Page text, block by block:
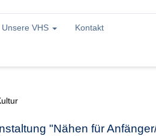
Unsere VHS Kontakt
"Nähen für